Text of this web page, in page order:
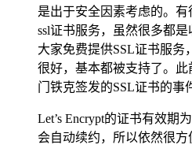
是出于安全因素考虑的。
ssl证书服务，虽然很多都是
大家免费提供SSL证书服务
很好，基本都被支持了。
门铁克签发的SSL证书的事
Let’s Encrypt的证书有效期
会自动续约，所以依然很方